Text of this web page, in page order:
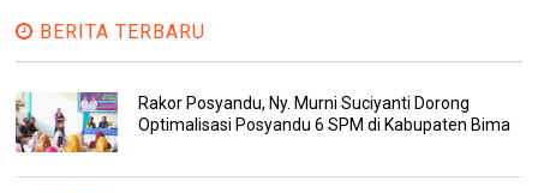
BERITA TERBARU
Rakor Posyandu, Ny. Murni Suciyanti Dorong
Optimalisasi Posyandu 6 SPM di Kabupaten Bima